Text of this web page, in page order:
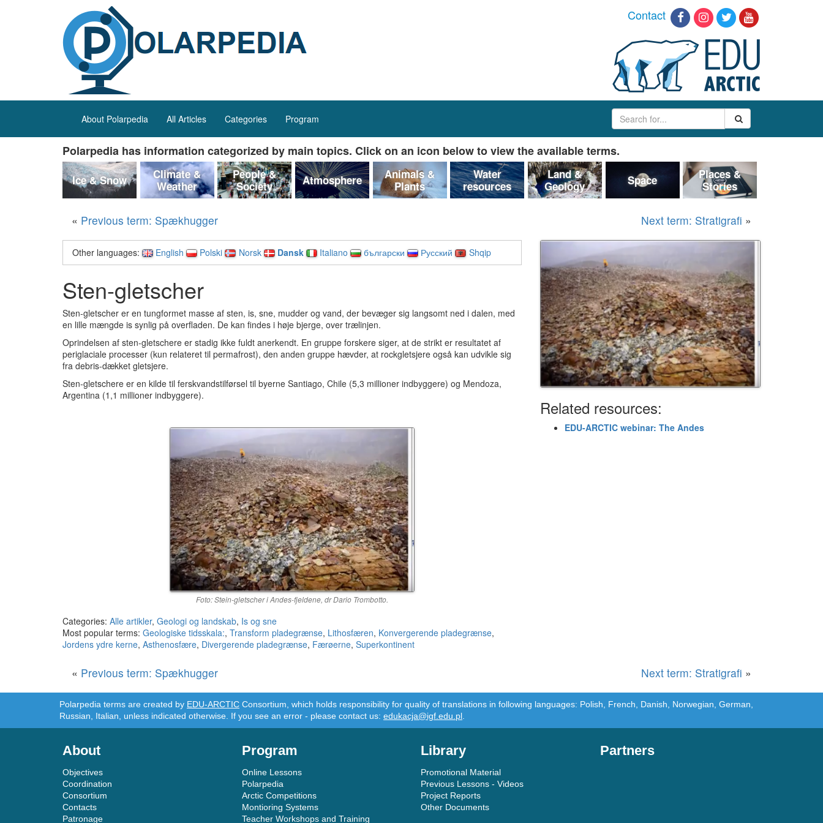
Contact
About Polarpedia All Articles Categories Program
Polarpedia has information categorized by main topics. Click on an icon below to view the available terms.
Ice & Snow
Climate &
Weather
People &
Society
Atmosphere
Animals &
Plants
Water
resources
Land &
Geology
Space
Places &
Stories
« Previous term: Spækhugger Next term: Stratigrafi »
Other languages: English Polski Norsk Dansk Italiano български Русский Shqip
Sten-gletscher
Sten-gletscher er en tungformet masse af sten, is, sne, mudder og vand, der bevæger sig langsomt ned i dalen, med
en lille mængde is synlig på overfladen. De kan findes i høje bjerge, over trælinjen.
Oprindelsen af sten-gletschere er stadig ikke fuldt anerkendt. En gruppe forskere siger, at de strikt er resultatet af
periglaciale processer (kun relateret til permafrost), den anden gruppe hævder, at rockgletsjere også kan udvikle sig
fra debris-dækket gletsjere.
Sten-gletschere er en kilde til ferskvandstilførsel til byerne Santiago, Chile (5,3 millioner indbyggere) og Mendoza,
Argentina (1,1 millioner indbyggere).
Foto: Stein-gletscher i Andes-fjeldene, dr Dario Trombotto.
Categories: Alle artikler, Geologi og landskab, Is og sne
Most popular terms: Geologiske tidsskala:, Transform pladegrænse, Lithosfæren, Konvergerende pladegrænse,
Jordens ydre kerne, Asthenosfære, Divergerende pladegrænse, Færøerne, Superkontinent
Related resources:
EDU-ARCTIC webinar: The Andes
« Previous term: Spækhugger Next term: Stratigrafi »
Polarpedia terms are created by EDU-ARCTIC Consortium, which holds responsibility for quality of translations in following languages: Polish, French, Danish, Norwegian, German,
Russian, Italian, unless indicated otherwise. If you see an error - please contact us: edukacja@igf.edu.pl
About
Objectives
Coordination
Consortium
Contacts
Patronage
Program
Online Lessons
Polarpedia
Arctic Competitions
Montioring Systems
Teacher Workshops and Training
Library
Promotional Material
Previous Lessons - Videos
Project Reports
Other Documents
Partners